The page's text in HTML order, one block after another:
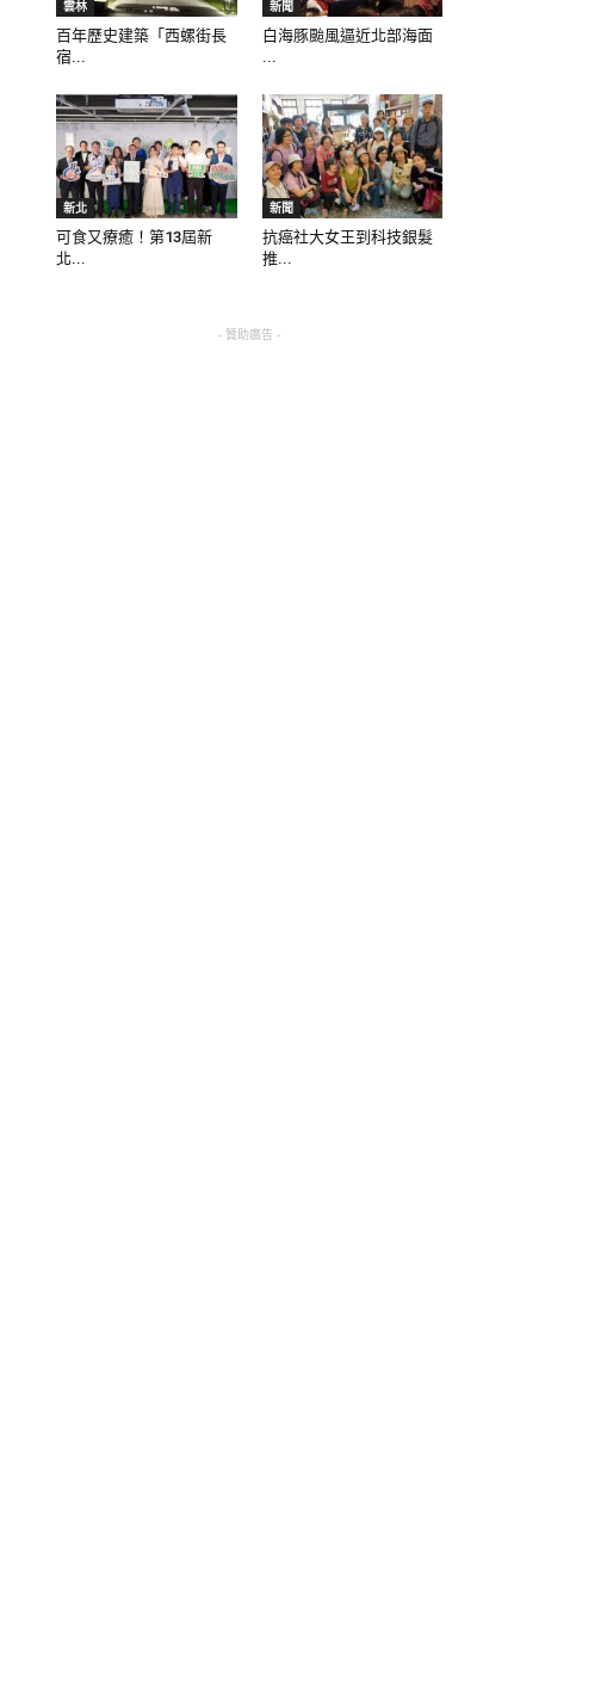
雲林
百年歷史建築「西螺街長
宿...
新聞
白海豚颱風逼近北部海面
...
新北
可食又療癒！第13屆新
北...
新聞
抗癌社大女王到科技銀髮
推...
- 贊助廣告 -